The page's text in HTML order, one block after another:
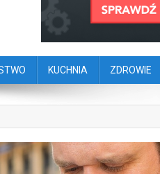
portal
KUCHNIA ZDROWIE